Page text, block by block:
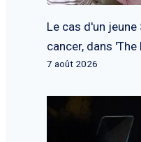
Le cas d'un
cancer, dans 'The
7 août 2026